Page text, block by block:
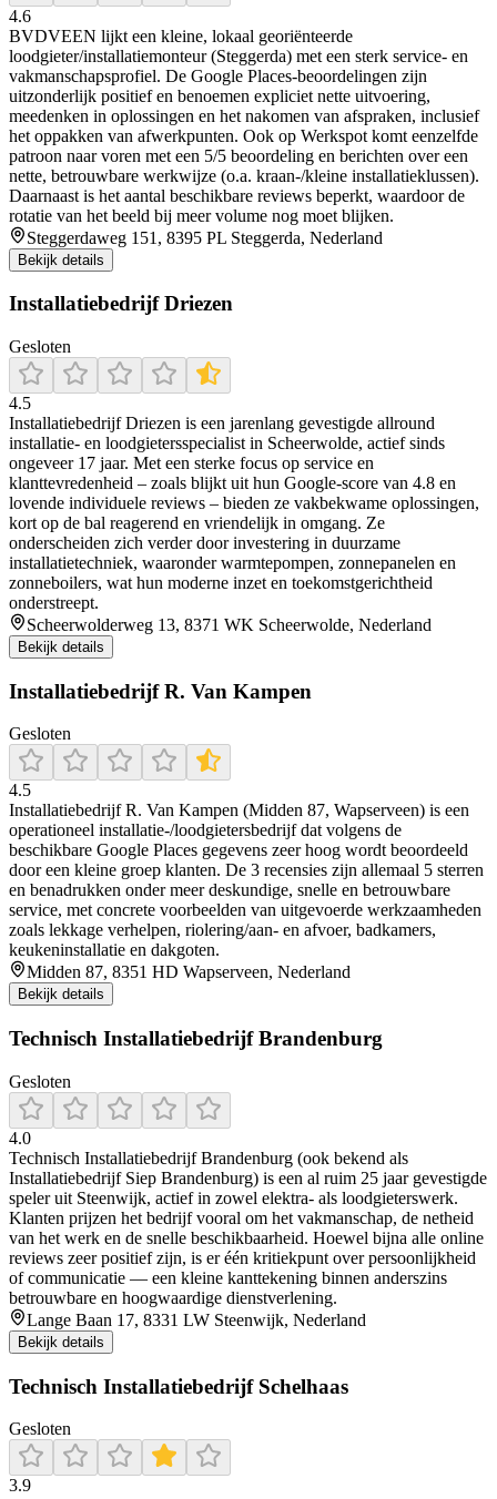
4.6
BVDVEEN lijkt een kleine, lokaal georiënteerde
loodgieter/installatiemonteur (Steggerda) met een sterk service- en
vakmanschapsprofiel. De Google Places-beoordelingen zijn
uitzonderlijk positief en benoemen expliciet nette uitvoering,
meedenken in oplossingen en het nakomen van afspraken, inclusief
het oppakken van afwerkpunten. Ook op Werkspot komt eenzelfde
patroon naar voren met een 5/5 beoordeling en berichten over een
nette, betrouwbare werkwijze (o.a. kraan-/kleine installatieklussen).
Daarnaast is het aantal beschikbare reviews beperkt, waardoor de
rotatie van het beeld bij meer volume nog moet blijken.
Steggerdaweg 151, 8395 PL Steggerda, Nederland
Bekijk details
Installatiebedrijf Driezen
Gesloten
4.5
Installatiebedrijf Driezen is een jarenlang gevestigde allround
installatie- en loodgietersspecialist in Scheerwolde, actief sinds
ongeveer 17 jaar. Met een sterke focus op service en
klanttevredenheid – zoals blijkt uit hun Google-score van 4.8 en
lovende individuele reviews – bieden ze vakbekwame oplossingen,
kort op de bal reagerend en vriendelijk in omgang. Ze
onderscheiden zich verder door investering in duurzame
installatietechniek, waaronder warmtepompen, zonnepanelen en
zonneboilers, wat hun moderne inzet en toekomstgerichtheid
onderstreept.
Scheerwolderweg 13, 8371 WK Scheerwolde, Nederland
Bekijk details
Installatiebedrijf R. Van Kampen
Gesloten
4.5
Installatiebedrijf R. Van Kampen (Midden 87, Wapserveen) is een
operationeel installatie-/loodgietersbedrijf dat volgens de
beschikbare Google Places gegevens zeer hoog wordt beoordeeld
door een kleine groep klanten. De 3 recensies zijn allemaal 5 sterren
en benadrukken onder meer deskundige, snelle en betrouwbare
service, met concrete voorbeelden van uitgevoerde werkzaamheden
zoals lekkage verhelpen, riolering/aan- en afvoer, badkamers,
keukeninstallatie en dakgoten.
Midden 87, 8351 HD Wapserveen, Nederland
Bekijk details
Technisch Installatiebedrijf Brandenburg
Gesloten
4.0
Technisch Installatiebedrijf Brandenburg (ook bekend als
Installatiebedrijf Siep Brandenburg) is een al ruim 25 jaar gevestigde
speler uit Steenwijk, actief in zowel elektra- als loodgieterswerk.
Klanten prijzen het bedrijf vooral om het vakmanschap, de netheid
van het werk en de snelle beschikbaarheid. Hoewel bijna alle online
reviews zeer positief zijn, is er één kritiekpunt over persoonlijkheid
of communicatie — een kleine kanttekening binnen anderszins
betrouwbare en hoogwaardige dienstverlening.
Lange Baan 17, 8331 LW Steenwijk, Nederland
Bekijk details
Technisch Installatiebedrijf Schelhaas
Gesloten
3.9